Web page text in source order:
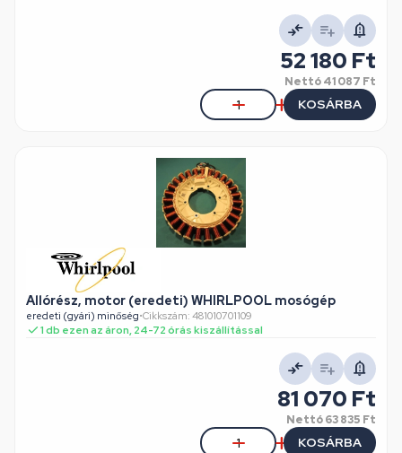
52 180 Ft
Nettó41 087 Ft
KOSÁRBA
Allórész, motor (eredeti) WHIRLPOOL mosógép
eredeti (gyári) minőség•Cikkszám: 481010701109
1 db ezen az áron, 24-72 órás kiszállítással
81 070 Ft
Nettó63 835 Ft
KOSÁRBA